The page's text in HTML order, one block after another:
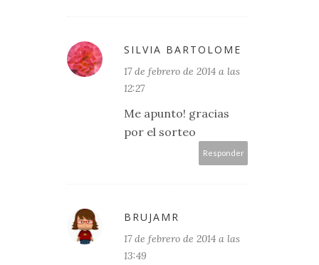
SILVIA BARTOLOME
17 de febrero de 2014 a las
12:27
Me apunto! gracias
por el sorteo
Responder
BRUJAMR
17 de febrero de 2014 a las
13:49